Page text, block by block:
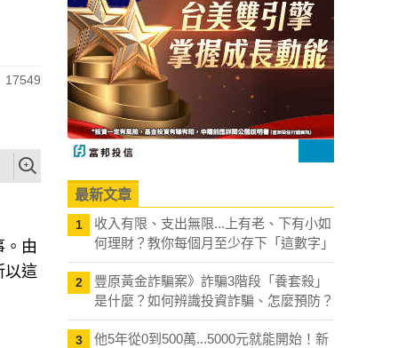
17549
。由
以這
最新文章
1
收入有限、支出無限...上有老、下有小如
何理財？教你每個月至少存下「這數字」
2
豐原黃金詐騙案》詐騙3階段「養套殺」
是什麼？如何辨識投資詐騙、怎麼預防？
3
他5年從0到500萬...5000元就能開始！新